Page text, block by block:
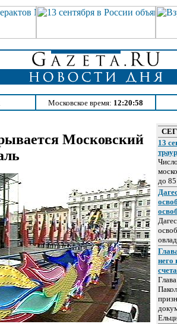
Московское время: 12:20:58
Московский
13
до 85
него